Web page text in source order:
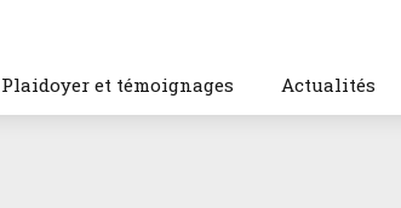
Plaidoyer et témoignages Actualités